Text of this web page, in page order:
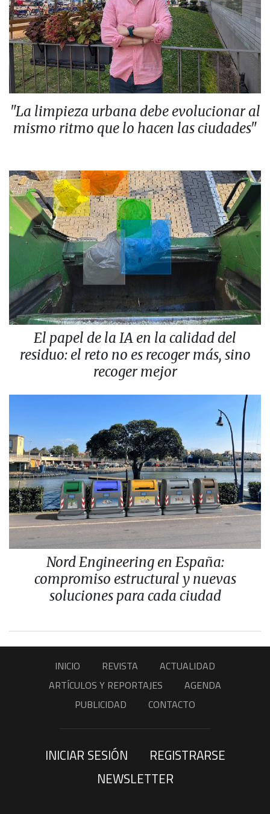
"La limpieza urbana debe evolucionar al
mismo ritmo que lo hacen las ciudades"
El papel de la IA en la calidad del
residuo: el reto no es recoger más, sino
recoger mejor
Nord Engineering en España:
compromiso estructural y nuevas
soluciones para cada ciudad
INICIO REVISTA
ACTUALIDAD
ARTÍCULOS Y REPORTAJES
AGENDA
PUBLICIDAD
CONTACTO
INICIAR SESIÓN
REGISTRARSE
NEWSLETTER